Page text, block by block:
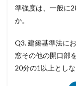
準強度は、一般に
か。
Q3. 建築基準法に
窓その他の開口部
20分の1以上とし